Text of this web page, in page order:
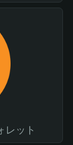
レット